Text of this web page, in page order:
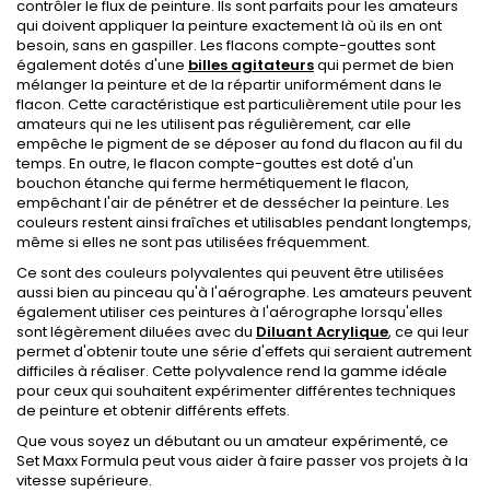
contrôler le flux de peinture. Ils sont parfaits pour les amateurs
qui doivent appliquer la peinture exactement là où ils en ont
besoin, sans en gaspiller. Les flacons compte-gouttes sont
également dotés d'une billes agitateursqui permet de bien
mélanger la peinture et de la répartir uniformément dans le
flacon. Cette caractéristique est particulièrement utile pour les
amateurs qui ne les utilisent pas régulièrement, car elle
empêche le pigment de se déposer au fond du flacon au fil du
temps. En outre, le flacon compte-gouttes est doté d'un
bouchon étanche qui ferme hermétiquement le flacon,
empêchant l'air de pénétrer et de dessécher la peinture. Les
couleurs restent ainsi fraîches et utilisables pendant longtemps,
même si elles ne sont pas utilisées fréquemment.
Ce sont des couleurs polyvalentes qui peuvent être utilisées
aussi bien au pinceau qu'à l'aérographe. Les amateurs peuvent
également utiliser ces peintures à l'aérographe lorsqu'elles
sont légèrement diluées avec du Diluant Acrylique, ce qui leur
permet d'obtenir toute une série d'effets qui seraient autrement
difficiles à réaliser. Cette polyvalence rend la gamme idéale
pour ceux qui souhaitent expérimenter différentes techniques
de peinture et obtenir différents effets.
Que vous soyez un débutant ou un amateur expérimenté, ce
Set Maxx Formula peut vous aider à faire passer vos projets à la
vitesse supérieure.